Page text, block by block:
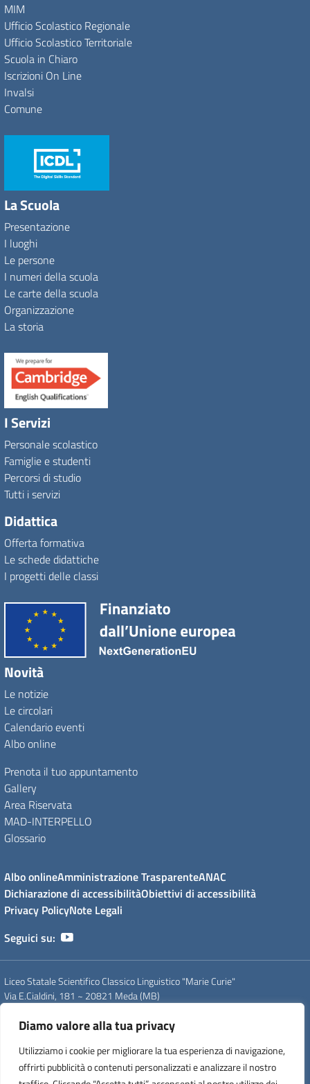
Diamo valore alla tua privacy
Utilizziamo i cookie per migliorare la tua esperienza di navigazione,
offrirti pubblicità o contenuti personalizzati e analizzare il nostro
MIM
Ufficio Scolastico Regionale
Ufficio Scolastico Territoriale
Scuola in Chiaro
Iscrizioni On Line
Invalsi
Comune
La Scuola
Presentazione
I luoghi
Le persone
I numeri della scuola
Le carte della scuola
Organizzazione
La storia
I Servizi
Personale scolastico
Famiglie e studenti
Percorsi di studio
Tutti i servizi
Didattica
Offerta formativa
Le schede didattiche
I progetti delle classi
Novità
Le notizie
Le circolari
Calendario eventi
Albo online
Prenota il tuo appuntamento
Gallery
Area Riservata
MAD-INTERPELLO
Glossario
Albo onlineAmministrazione TrasparenteANAC
Dichiarazione di accessibilitàObiettivi di accessibilità
Privacy PolicyNote Legali
Seguici su:
Liceo Statale Scientifico Classico Linguistico "Marie Curie"
Via E.Cialdini, 181 ~ 20821 Meda (MB)
PEO: mbps20000g@istruzione.it
: 83008560159
CUU: UFDC93